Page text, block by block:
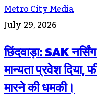
Metro City Media
July 29, 2026
छिंदवाड़ा: SAK
मान्यता प्रवेश दिया,
मारने की धमकी।